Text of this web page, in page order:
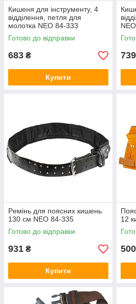
Кишеня для інструменту, 4
відділення, петля для
молотка NEO 84-333
Готово до відправки
683 ₴
Купити
739
Pемінь для поясних кишень
130 см NEO 84-335
Готово до відправки
931 ₴
Купити
12
500